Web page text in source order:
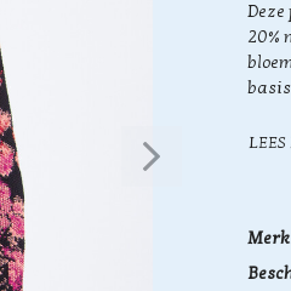
Deze
20%
LEES